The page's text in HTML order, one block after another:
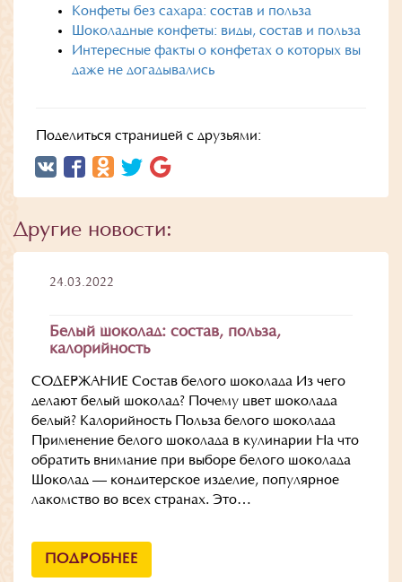
Конфеты без сахара: состав и польза
Шоколадные конфеты: виды, состав и польза
Интересные факты о конфетах о которых вы
даже не догадывались
Поделиться страницей с друзьями:
Другие новости:
24.03.2022
Белый шоколад: состав, польза,
калорийность
СОДЕРЖАНИЕ Состав белого шоколада Из чего
делают белый шоколад? Почему цвет шоколада
белый? Калорийность Польза белого шоколада
Применение белого шоколада в кулинарии На что
обратить внимание при выборе белого шоколада
Шоколад — кондитерское изделие, популярное
лакомство во всех странах. Это…
ПОДРОБНЕЕ